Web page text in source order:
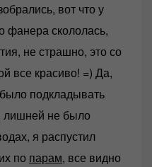
вот что у
фанера скололась,
не страшно, это со
все красиво! =) Да,
подкладывать
лишней не было
я распустил
по парам, все видно